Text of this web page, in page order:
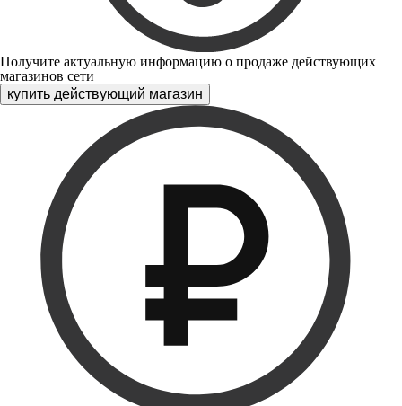
Получите актуальную информацию о продаже действующих
магазинов сети
купить действующий магазин